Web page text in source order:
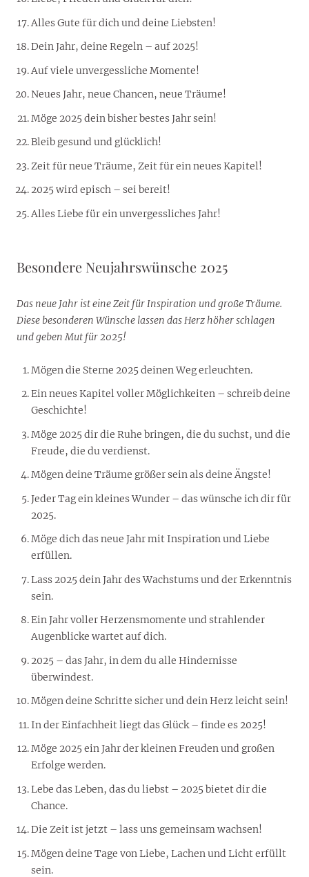
Alles Gute für dich und deine Liebsten!
Dein Jahr, deine Regeln – auf 2025!
Auf viele unvergessliche Momente!
Neues Jahr, neue Chancen, neue Träume!
Möge 2025 dein bisher bestes Jahr sein!
Bleib gesund und glücklich!
Zeit für neue Träume, Zeit für ein neues Kapitel!
2025 wird episch – sei bereit!
Alles Liebe für ein unvergessliches Jahr!
Besondere Neujahrswünsche 2025
Das neue Jahr ist eine Zeit für Inspiration und große Träume.
Diese besonderen Wünsche lassen das Herz höher schlagen
und geben Mut für 2025!
Mögen die Sterne 2025 deinen Weg erleuchten.
Ein neues Kapitel voller Möglichkeiten – schreib deine
Geschichte!
Möge 2025 dir die Ruhe bringen, die du suchst, und die
Freude, die du verdienst.
Mögen deine Träume größer sein als deine Ängste!
Jeder Tag ein kleines Wunder – das wünsche ich dir für
2025.
Möge dich das neue Jahr mit Inspiration und Liebe
erfüllen.
Lass 2025 dein Jahr des Wachstums und der Erkenntnis
sein.
Ein Jahr voller Herzensmomente und strahlender
Augenblicke wartet auf dich.
2025 – das Jahr, in dem du alle Hindernisse
überwindest.
Mögen deine Schritte sicher und dein Herz leicht sein!
In der Einfachheit liegt das Glück – finde es 2025!
Möge 2025 ein Jahr der kleinen Freuden und großen
Erfolge werden.
Lebe das Leben, das du liebst – 2025 bietet dir die
Chance.
Die Zeit ist jetzt – lass uns gemeinsam wachsen!
Mögen deine Tage von Liebe, Lachen und Licht erfüllt
sein.